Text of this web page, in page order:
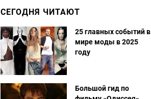
СЕГОДНЯ ЧИТАЮТ
25 главных событий в
мире моды в 2025
году
Большой гид по